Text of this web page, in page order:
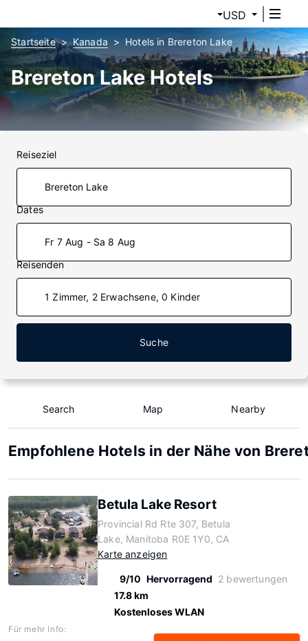
USD
Startseite Kanada Hotels in Brereton Lake
Brereton Lake Hotels
Reiseziel
Dates
Fr 7 Aug - Sa 8 Aug
Reisenden
1 Zimmer, 2 Erwachsene, 0 Kinder
Suche
Search Map Nearby
Empfohlene Hotels in der Nähe von
Betula Lake Resort
Provincial Rd Rte 307, Betula
Lake, Manitoba R0E 1Y0, CA
Karte anzeigen
9/10 Hervorragend 2 bewertungen
17.8 km
Kostenloses WLAN
Für mehr Info: